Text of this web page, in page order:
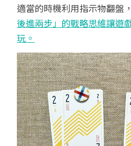
適當的時機利用指示物翻盤，
後進兩步」的戰略思維讓遊
玩。